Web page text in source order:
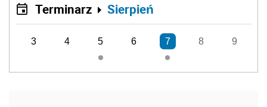
Terminarz Sierpień
3 4 5 6 7 8 9